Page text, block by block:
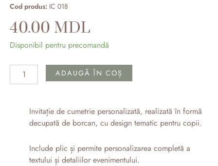
IC 018
40.00 MDL
Disponibil pentru precomandă
Cantitate
botez
copii
ADAUGĂ ÎN COȘ
Invitație de cumetrie personalizată, realizată în formă
decupată de borcan, cu design tematic pentru copii.
Include plic și permite personalizarea completă a
textului și detaliilor evenimentului.